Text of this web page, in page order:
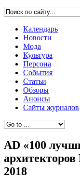
Календарь
Новости
Мода
Культура
Персона
События
Статьи
Обзоры
Анонсы
Сайты журналов
AD «100
2018